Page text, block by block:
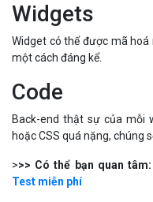
Widgets
Widget có thể được mã
một cách đáng kể.
Code
Back-end thật sự của mỗi
hoặc CSS quá nặng, chúng
>>> Có thể bạn quan tâm:
Test miễn phí